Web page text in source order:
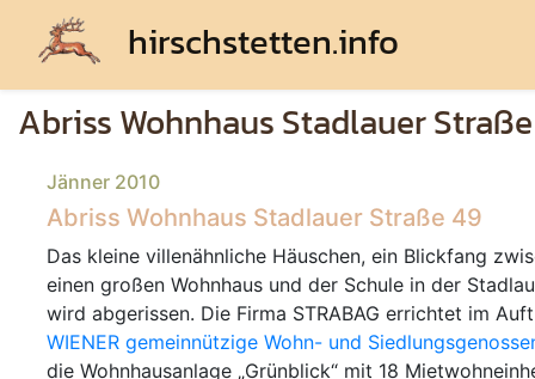
hirschstetten.info
Abriss Wohnhaus Stadlauer
Jänner 2010
Abriss Wohnhaus Stadlauer Straße 49
Das kleine villenähnliche Häuschen, ein Blickfang
einen großen Wohnhaus und der Schule in der
wird abgerissen. Die Firma STRABAG errichtet im
WIENER gemeinnützige Wohn- und
die Wohnhausanlage Grünblick mit 18